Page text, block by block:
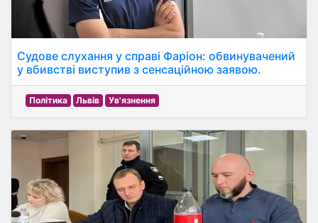
Судове слухання у справі Фаріон: обвинувачений
у вбивстві виступив з сенсаційною заявою.
Політика Львів Ув'язнення